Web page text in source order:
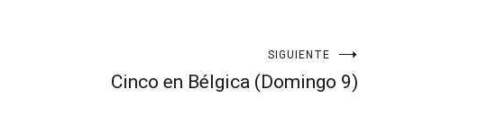
SIGUIENTE
Cinco en Bélgica (Domingo 9)